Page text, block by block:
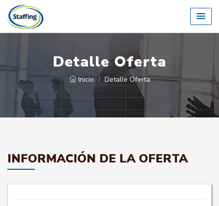
Detalle Oferta
Inicio Detalle Oferta
INFORMACIÓN DE LA OFERTA